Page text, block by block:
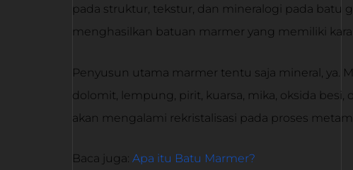
pada struktur, tekstur, dan mineralogi pada batu
menghasilkan batuan marmer yang memiliki
Penyusun utama marmer tentu saja mineral, ya.
dolomit, lempung, pirit, kuarsa, mika, oksida besi,
akan mengalami rekristalisasi pada proses
Baca juga: Apa itu Batu Marmer?